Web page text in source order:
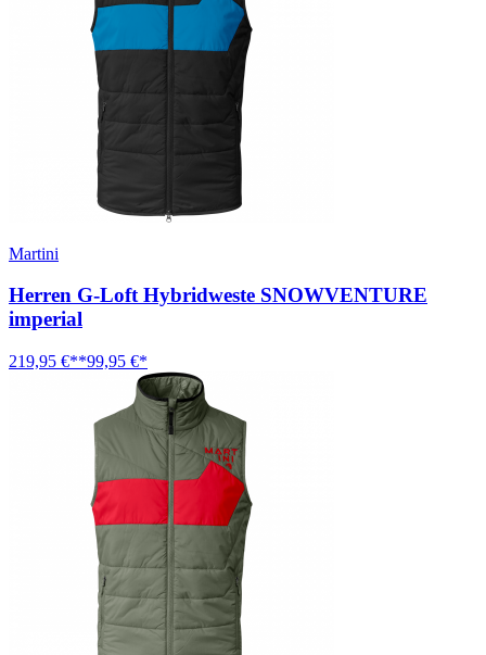
Martini
Herren G-Loft Hybridweste SNOWVENTURE
imperial
219,95 €**99,95 €*